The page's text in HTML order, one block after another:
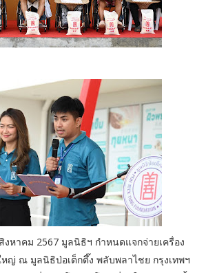
งหาคม 2567 มูลนิธิฯ กำหนดแจกจ่ายเครื่อง
ญ่ ณ มูลนิธิป่อเต็กตึ๊ง พลับพลาไชย กรุงเทพฯ